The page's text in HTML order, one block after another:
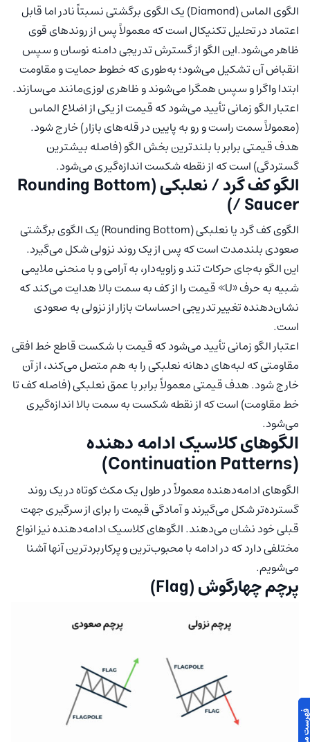
الگوی الماس (Diamond) یک الگوی برگشتی نسبتاً نادر اما قابل
اعتماد در تحلیل تکنیکال است که معمولاً پس از روندهای قوی
ظاهر می‌شود.این الگو از گسترش تدریجی دامنه نوسان و سپس
انقباض آن تشکیل می‌شود؛ به‌طوری که خطوط حمایت و مقاومت
ابتدا واگرا و سپس همگرا می‌شوند و ظاهری لوزی‌مانند می‌سازند.
اعتبار الگو زمانی تأیید می‌شود که قیمت از یکی از اضلاع الماس
(معمولاً سمت راست و رو به پایین در قله‌های بازار) خارج شود.
هدف قیمتی برابر با بلندترین بخش الگو (فاصله بیشترین
گستردگی) است که از نقطه شکست اندازه‌گیری می‌شود.
الگو کف گرد / نعلبکی (Rounding Bottom
/ Saucer)
الگوی کف گرد یا نعلبکی (Rounding Bottom) یک الگوی برگشتی
صعودی بلندمدت است که پس از یک روند نزولی شکل می‌گیرد.
این الگو به‌جای حرکات تند و زاویه‌دار، به آرامی و با منحنی ملایمی
شبیه به حرف «U» قیمت را از کف به سمت بالا هدایت می‌کند که
نشان‌دهنده تغییر تدریجی احساسات بازار از نزولی به صعودی
است.
اعتبار الگو زمانی تأیید می‌شود که قیمت با شکست قاطع خط افقی
مقاومتی که لبه‌های دهانه نعلبکی را به هم متصل می‌کند، از آن
خارج شود. هدف قیمتی معمولاً برابر با عمق نعلبکی (فاصله کف تا
خط مقاومت) است که از نقطه شکست به سمت بالا اندازه‌گیری
می‌شود.
الگوهای کلاسیک ادامه دهنده
(Continuation Patterns)
الگوهای ادامه‌دهنده معمولاً در طول یک مکث کوتاه در یک روند
گسترده‌تر شکل می‌گیرند و آمادگی قیمت را برای از سرگیری جهت
قبلی خود نشان می‌دهند. الگوهای کلاسیک ادامه‌دهنده نیز انواع
مختلفی دارد که در ادامه با محبوب‌ترین و پرکاربردترین آنها آشنا
می‌شویم.
پرچم چهارگوش (Flag)